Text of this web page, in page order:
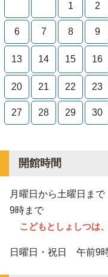
1 2
6 7 8 9
13 14 15 16
20 21 22 23
27 28 29 30
開館時間
月曜日から土曜日ま
9時まで
こどもとしょしつは
日曜日・祝日 午前9